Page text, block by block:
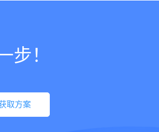
！
取方案